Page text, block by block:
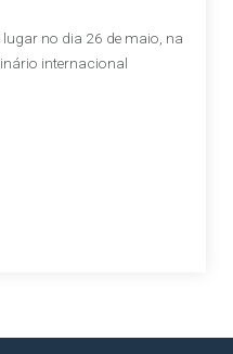
lugar no dia 26 de maio, na
internacional